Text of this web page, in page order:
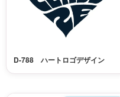
D-788 ハートロゴデザイン